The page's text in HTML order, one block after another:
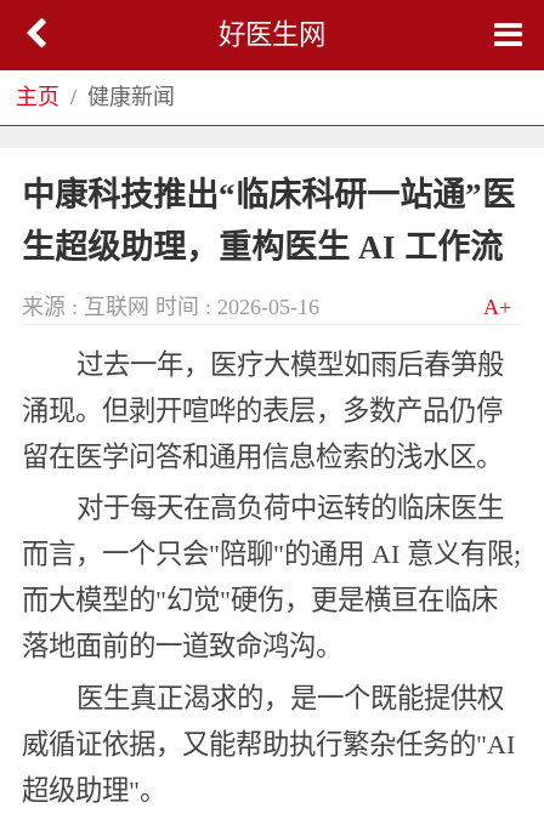
好医生网
主页 健康新闻
中康科技推出“临床科研一站通”医
生超级助理，重构医生 AI 工作流
来源 : 互联网 时间 : 2026-05-16 A+
过去一年，医疗大模型如雨后春笋般
涌现。但剥开喧哗的表层，多数产品仍停
留在医学问答和通用信息检索的浅水区。
对于每天在高负荷中运转的临床医生
而言，一个只会"陪聊"的通用 AI 意义有限;
而大模型的"幻觉"硬伤，更是横亘在临床
落地面前的一道致命鸿沟。
医生真正渴求的，是一个既能提供权
威循证依据，又能帮助执行繁杂任务的"AI
超级助理"。